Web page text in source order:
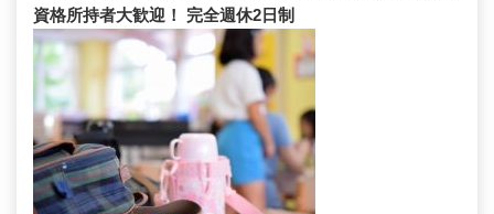
資格所持者大歓迎！ 完全週休2日制